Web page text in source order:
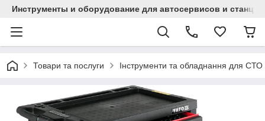
Инструменты и оборудование для автосервисов и
Товари та послуги Інструменти та обладнання для СТО